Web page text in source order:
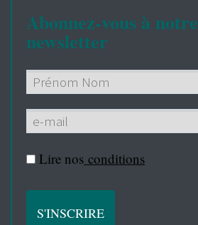
Abonnez-vous à notre
newsletter
Lire nos conditions